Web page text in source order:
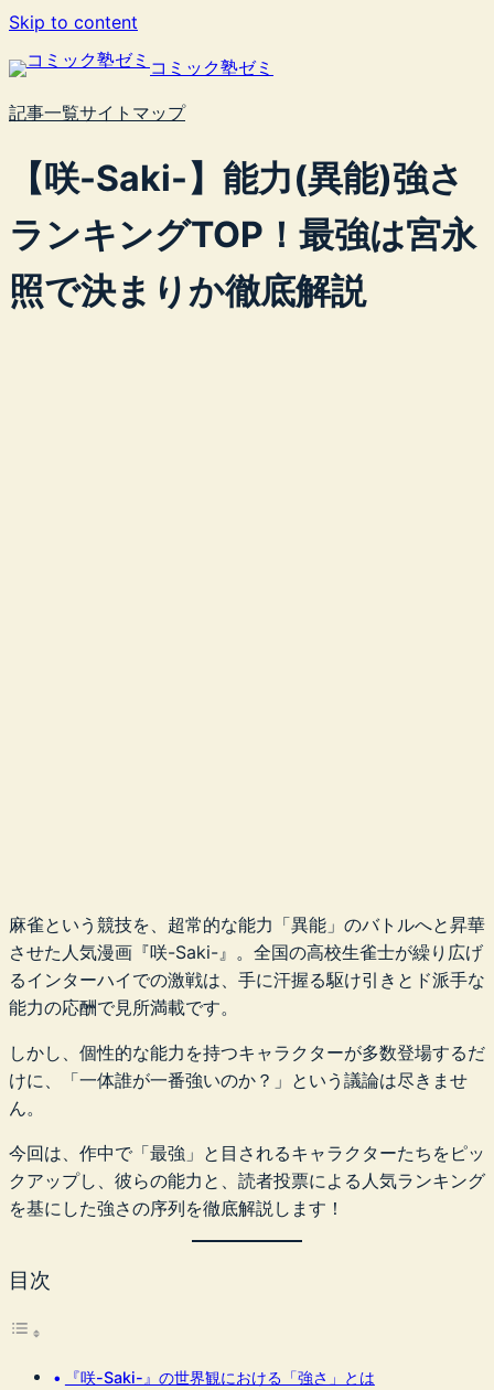
内
を
ス
Skip to content
コミック塾ゼミ
記事一覧サイトマップ
【咲-Saki-】能力(異能)強さ
ランキングTOP！最強は宮永
照で決まりか徹底解説
麻雀という競技を、超常的な能力「異能」のバトルへと昇華
させた人気漫画『咲-Saki-』。全国の高校生雀士が繰り広げ
るインターハイでの激戦は、手に汗握る駆け引きとド派手な
能力の応酬で見所満載です。
しかし、個性的な能力を持つキャラクターが多数登場するだ
けに、「一体誰が一番強いのか？」という議論は尽きませ
ん。
今回は、作中で「最強」と目されるキャラクターたちをピッ
クアップし、彼らの能力と、読者投票による人気ランキング
を基にした強さの序列を徹底解説します！
目次
『咲-Saki-』の世界観における「強さ」とは